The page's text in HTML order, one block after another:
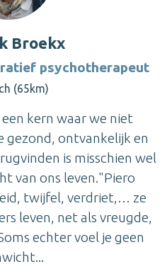
Broekx
psychotherapeut
(65km)
kern waar we niet
gezond, ontvankelijk en
is misschien wel
van ons leven."Piero
twijfel, verdriet,… ze
leven, net als vreugde,
echter voel je geen